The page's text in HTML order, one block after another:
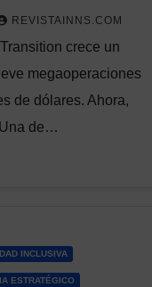
REVISTAINNS.COM
crece un
megaoperaciones
de dólares. Ahora,
de…
INCLUSIVA
ESTRATÉGICO